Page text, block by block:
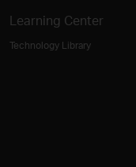
Learning Center
Technology Library